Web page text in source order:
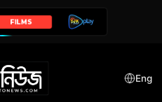
SERIES
Eng